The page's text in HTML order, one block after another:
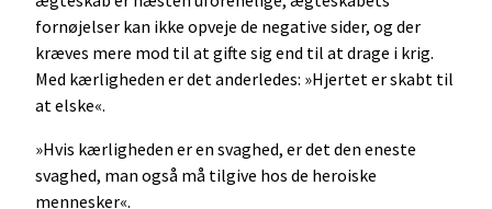
fornøjelser kan ikke opveje de negative sider, og der
kræves mere mod til at gifte sig end til at drage i krig.
Med kærligheden er det anderledes: »Hjertet er skabt til
at elske«.
»Hvis kærligheden er en svaghed, er det den eneste
svaghed, man også må tilgive hos de heroiske
mennesker«.